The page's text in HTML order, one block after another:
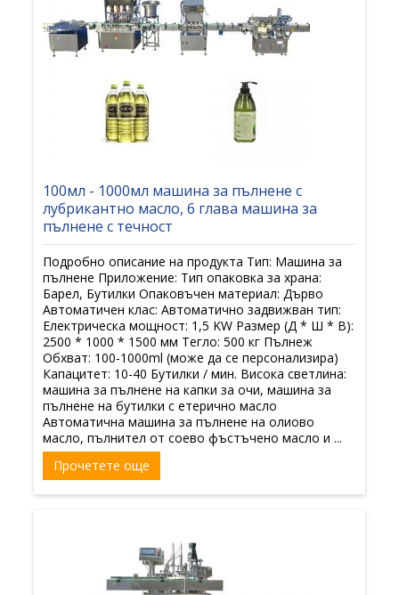
100мл - 1000мл машина за пълнене с
лубрикантно масло, 6 глава машина за
пълнене с течност
Подробно описание на продукта Тип: Машина за
пълнене Приложение: Тип опаковка за храна:
Барел, Бутилки Опаковъчен материал: Дърво
Автоматичен клас: Автоматично задвижван тип:
Електрическа мощност: 1,5 KW Размер (Д * Ш * В):
2500 * 1000 * 1500 мм Тегло: 500 кг Пълнеж
Обхват: 100-1000ml (може да се персонализира)
Капацитет: 10-40 Бутилки / мин. Висока светлина:
машина за пълнене на капки за очи, машина за
пълнене на бутилки с етерично масло
Автоматична машина за пълнене на олиово
масло, пълнител от соево фъстъчено масло и ...
Прочетете още